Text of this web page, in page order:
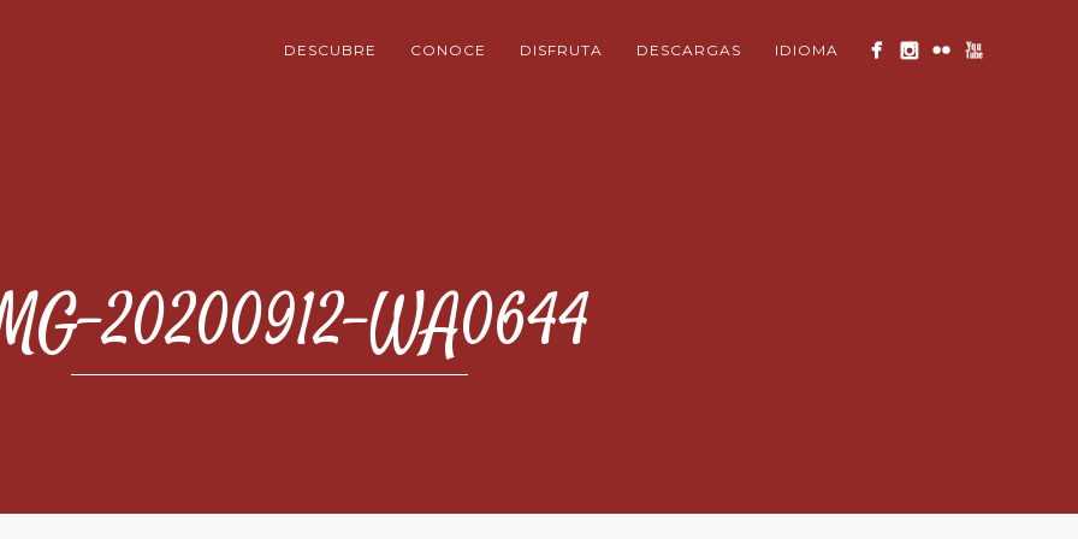
DESCUBRE CONOCE DISFRUTA DESCARGAS IDIOMA
20200912-WA0644